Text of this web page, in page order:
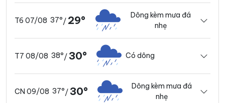
T6 07/08 37°/ 29°
Dông kèm mưa đá
nhẹ
T7 08/08 38°/30° Có dông
CN 09/08 37°/30°
Dông kèm mưa đá
nhẹ